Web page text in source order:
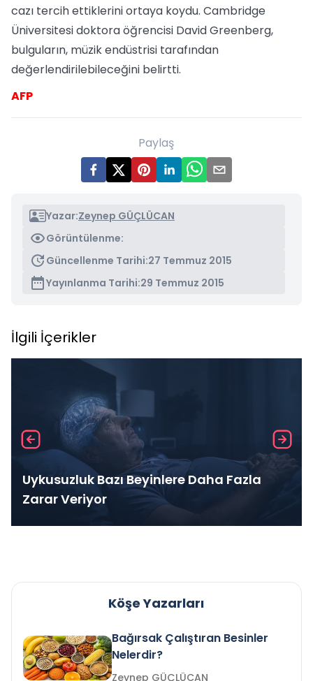
cazı tercih ettiklerini ortaya koydu. Cambridge
Üniversitesi doktora öğrencisi David Greenberg,
bulguların, müzik endüstrisi tarafından
değerlendirilebileceğini belirtti.
AFP
Paylaş
Yazar:Zeynep GÜÇLÜCAN
Görüntülenme:
Güncellenme Tarihi:27 Temmuz 2015
Yayınlanma Tarihi:29 Temmuz 2015
İlgili İçerikler
Uykusuzluk Bazı Beyinlere Daha Fazla
Zarar Veriyor
Köşe Yazarları
Bağırsak Çalıştıran Besinler
Nelerdir?
Zeynep GÜÇLÜCAN